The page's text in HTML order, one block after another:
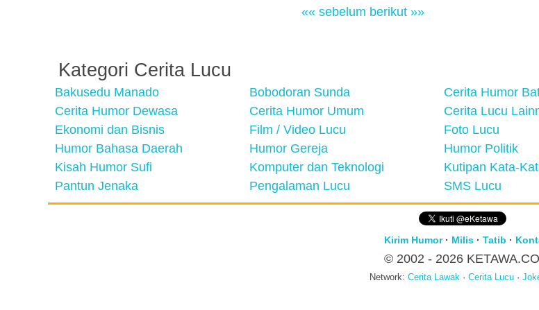
«« sebelum berikut »»
Kategori Cerita Lucu
Bakusedu Manado Bobodoran Sunda Cerita Humor
Cerita Humor Dewasa
Cerita Humor Umum Cerita Lucu
Ekonomi dan Bisnis
Film / Video Lucu Foto Lucu
Humor Bahasa Daerah
Humor Gereja Humor Politik
Kisah Humor Sufi
Komputer dan Teknologi Kutipan Kata-
Pantun Jenaka
Pengalaman Lucu SMS Lucu
Kirim Humor· Milis · Tatib ·
© 2002 - 2026
Network: Cerita Lawak · Cerita Lucu ·